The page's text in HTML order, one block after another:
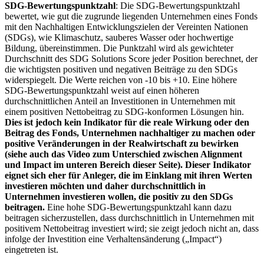
SDG-Bewertungspunktzahl: Die SDG-Bewertungspunktzahl
bewertet, wie gut die zugrunde liegenden Unternehmen eines Fonds
mit den Nachhaltigen Entwicklungszielen der Vereinten Nationen
(SDGs), wie Klimaschutz, sauberes Wasser oder hochwertige
Bildung, übereinstimmen. Die Punktzahl wird als gewichteter
Durchschnitt des SDG Solutions Score jeder Position berechnet, der
die wichtigsten positiven und negativen Beiträge zu den SDGs
widerspiegelt. Die Werte reichen von -10 bis +10. Eine höhere
SDG-Bewertungspunktzahl weist auf einen höheren
durchschnittlichen Anteil an Investitionen in Unternehmen mit
einem positiven Nettobeitrag zu SDG-konformen Lösungen hin.
Dies ist jedoch kein Indikator für die reale Wirkung oder den
Beitrag des Fonds, Unternehmen nachhaltiger zu machen oder
positive Veränderungen in der Realwirtschaft zu bewirken
(siehe auch das Video zum Unterschied zwischen Alignment
und Impact im unteren Bereich dieser Seite). Dieser Indikator
eignet sich eher für Anleger, die im Einklang mit ihren Werten
investieren möchten und daher durchschnittlich in
Unternehmen investieren wollen, die positiv zu den SDGs
beitragen. Eine hohe SDG-Bewertungspunktzahl kann dazu
beitragen sicherzustellen, dass durchschnittlich in Unternehmen mit
positivem Nettobeitrag investiert wird; sie zeigt jedoch nicht an, dass
infolge der Investition eine Verhaltensänderung („Impact“)
eingetreten ist.